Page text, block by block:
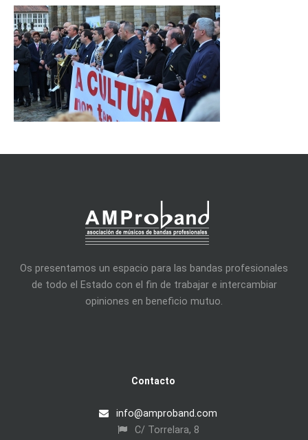
Os presentamos un espacio para las bandas profesionales
de todo el Estado con el fin de trabajar e intercambiar
opiniones en beneficio mutuo.
Contacto
info@amproband.com
C/ Torrelara, 8